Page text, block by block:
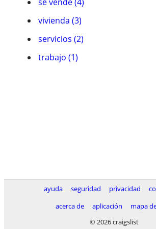
vivienda (3)
servicios (2)
trabajo (1)
ayuda seguridad privacidad
acerca de
aplicación
mapa
© 2026 craigslist